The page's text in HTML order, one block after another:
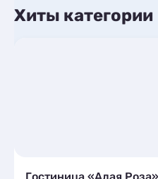
Хиты категории
Гостиница «Алая Роза»